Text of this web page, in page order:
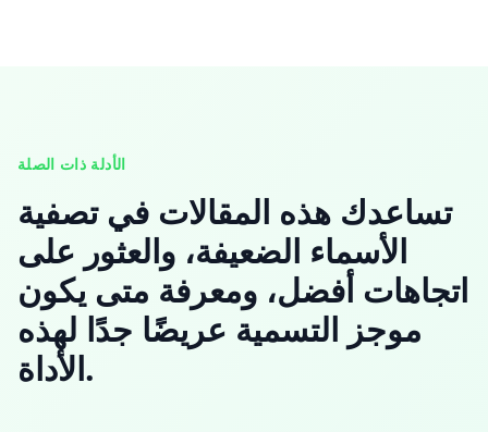
الأدلة ذات الصلة
تساعدك هذه المقالات في تصفية
الأسماء الضعيفة، والعثور على
اتجاهات أفضل، ومعرفة متى يكون
موجز التسمية عريضًا جدًا لهذه
الأداة.